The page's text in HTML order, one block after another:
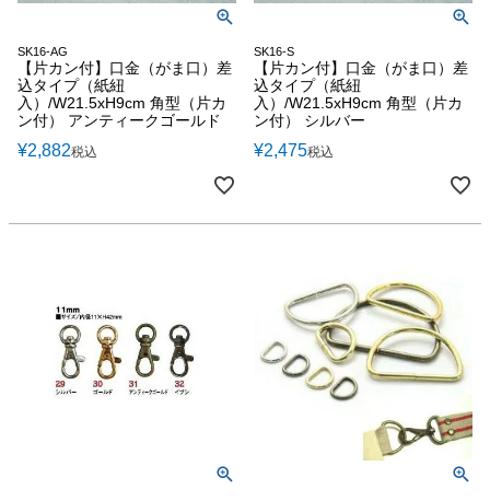
SK16-AG
【片カン付】口金（がま口）差
込タイプ（紙紐
入）/W21.5xH9cm 角型（片カ
ン付） アンティークゴールド
¥2,882税込
SK16-S
【片カン付】口金（がま口）差
込タイプ（紙紐
入）/W21.5xH9cm 角型（片カ
ン付） シルバー
¥2,475税込